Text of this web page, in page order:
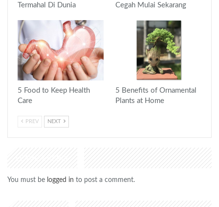
Termahal Di Dunia
Cegah Mulai Sekarang
5 Food to Keep Health
Care
5 Benefits of Ornamental
Plants at Home
PREV NEXT
LEAVE A REPLY
You must be logged in to post a comment.